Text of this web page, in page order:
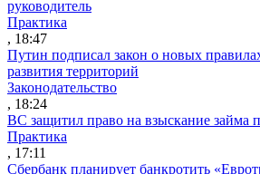
руководитель
Практика
, 18:47
Путин подписал закон о новых
развития территорий
Законодательство
, 18:24
ВС защитил право на взыскание займа
Практика
, 17:11
Сбербанк планирует банкротить